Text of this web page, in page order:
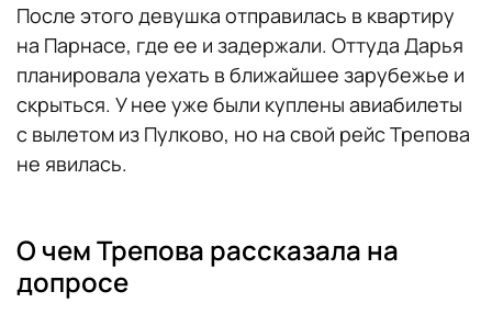
После этого девушка отправилась в квартиру
на Парнасе, где ее и задержали. Оттуда Дарья
планировала уехать в ближайшее зарубежье и
скрыться. У нее уже были куплены авиабилеты
с вылетом из Пулково, но на свой рейс Трепова
не явилась.
О чем Трепова рассказала на
допросе